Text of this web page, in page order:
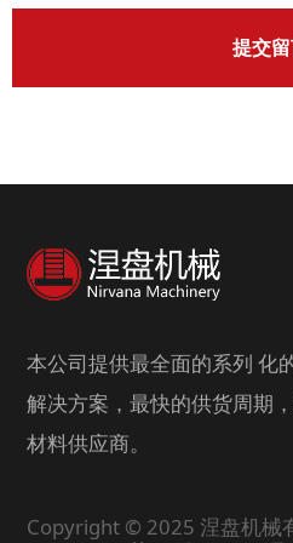
提交
本公司提供最全面的系列 化
解决方案，最快的供货周期
材料供应商。
Copyright © 2025 涅盘机械